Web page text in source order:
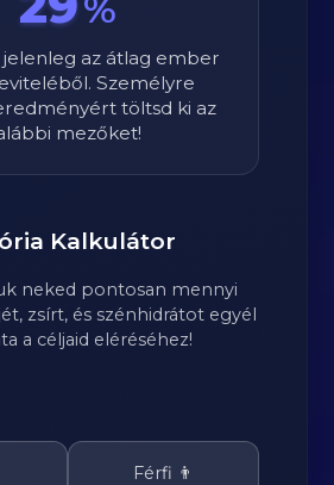
az átlag ember
Személyre
töltsd ki az
mezőket!
Kalkulátor
neked pontosan mennyi
zsírt, és szénhidrátot egyél
a céljaid eléréséhez!
Férfi 👨